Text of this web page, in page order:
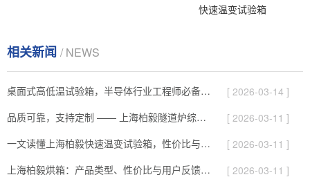
快速温变试验箱
相关新闻 / NEWS
桌面式高低温试验箱，半导体行业工程师必备的测试神器
[ 2026-03-14 ]
品质可靠，支持定制 —— 上海柏毅隧道炉综合解析
[ 2026-03-11 ]
一文读懂上海柏毅快速温变试验箱，性价比与服务综合介绍
[ 2026-03-11 ]
上海柏毅烘箱：产品类型、性价比与用户反馈总结
[ 2026-03-11 ]